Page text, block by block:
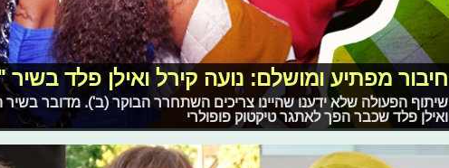
חיבור מפתיע ומושלם: נועה קירל ואילן פלד בשיר
שיתוף הפעולה שלא ידענו שהיינו צריכים השתחרר הבוקר (ב'). מדובר בשיר
ואילן פלד שכבר הפך לאתגר טיקטוק פופולרי